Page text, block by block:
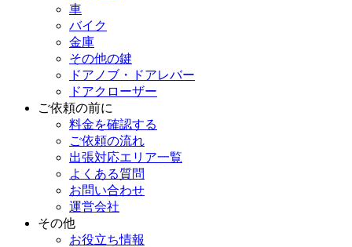
車
バイク
金庫
その他の鍵
ドアノブ・ドアレバー
ドアクローザー
ご依頼の前に
料金を確認する
ご依頼の流れ
出張対応エリア一覧
よくある質問
お問い合わせ
運営会社
その他
お役立ち情報